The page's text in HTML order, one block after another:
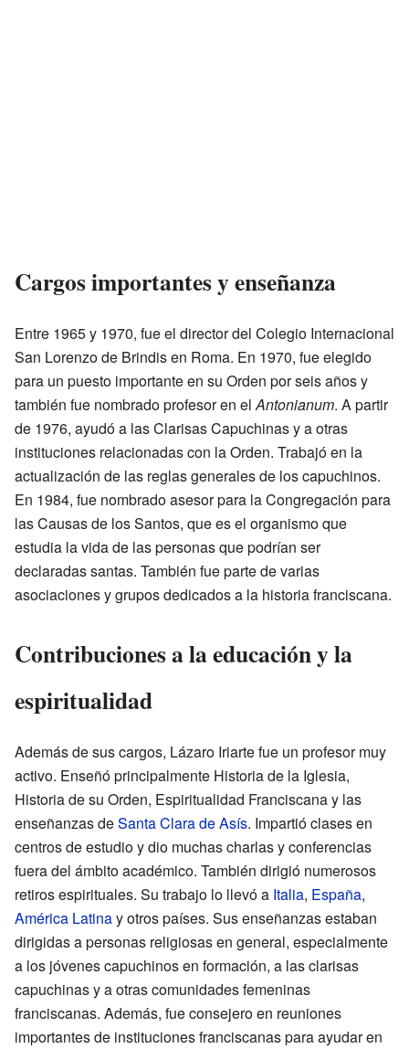
Cargos importantes y enseñanza
Entre 1965 y 1970, fue el director del Colegio Internacional
San Lorenzo de Brindis en Roma. En 1970, fue elegido
para un puesto importante en su Orden por seis años y
también fue nombrado profesor en elAntonianum. A partir
de 1976, ayudó a las Clarisas Capuchinas y a otras
instituciones relacionadas con la Orden. Trabajó en la
actualización de las reglas generales de los capuchinos.
En 1984, fue nombrado asesor para la Congregación para
las Causas de los Santos, que es el organismo que
estudia la vida de las personas que podrían ser
declaradas santas. También fue parte de varias
asociaciones y grupos dedicados a la historia franciscana.
Contribuciones a la educación y la
espiritualidad
Además de sus cargos, Lázaro Iriarte fue un profesor muy
activo. Enseñó principalmente Historia de la Iglesia,
Historia de su Orden, Espiritualidad Franciscana y las
enseñanzas deSanta Clara de Asís. Impartió clases en
centros de estudio y dio muchas charlas y conferencias
fuera del ámbito académico. También dirigió numerosos
retiros espirituales. Su trabajo lo llevó a Italia, España,
América Latinay otros países. Sus enseñanzas estaban
dirigidas a personas religiosas en general, especialmente
a los jóvenes capuchinos en formación, a las clarisas
capuchinas y a otras comunidades femeninas
franciscanas. Además, fue consejero en reuniones
importantes de instituciones franciscanas para ayudar en